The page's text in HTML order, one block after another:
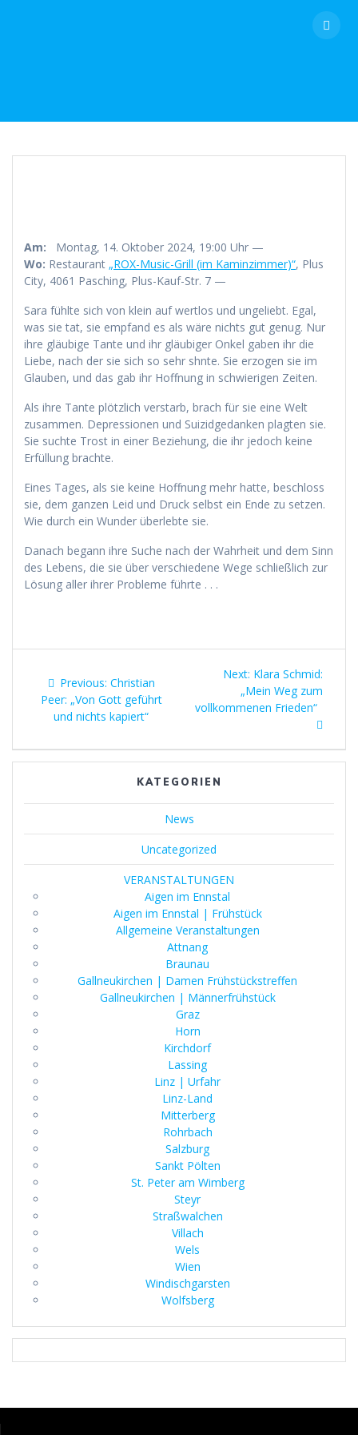
Am: Montag, 14. Oktober 2024, 19:00 Uhr —
Wo: Restaurant „ROX-Music-Grill (im Kaminzimmer)“, Plus
City, 4061 Pasching, Plus-Kauf-Str. 7 —
Sara fühlte sich von klein auf wertlos und ungeliebt. Egal,
was sie tat, sie empfand es als wäre nichts gut genug. Nur
ihre gläubige Tante und ihr gläubiger Onkel gaben ihr die
Liebe, nach der sie sich so sehr shnte. Sie erzogen sie im
Glauben, und das gab ihr Hoffnung in schwierigen Zeiten.
Als ihre Tante plötzlich verstarb, brach für sie eine Welt
zusammen. Depressionen und Suizidgedanken plagten sie.
Sie suchte Trost in einer Beziehung, die ihr jedoch keine
Erfüllung brachte.
Eines Tages, als sie keine Hoffnung mehr hatte, beschloss
sie, dem ganzen Leid und Druck selbst ein Ende zu setzen.
Wie durch ein Wunder überlebte sie.
Danach begann ihre Suche nach der Wahrheit und dem Sinn
des Lebens, die sie über verschiedene Wege schließlich zur
Lösung aller ihrer Probleme führte . . .
Beitragsnavigation
Previous: Previous
post:
Christian
Peer: „Von Gott geführt
und nichts kapiert“
Next: Next
post:
Klara Schmid:
„Mein Weg zum
vollkommenen Frieden“
KATEGORIEN
News
Uncategorized
VERANSTALTUNGEN
Aigen im Ennstal
Aigen im Ennstal | Frühstück
Allgemeine Veranstaltungen
Attnang
Braunau
Gallneukirchen | Damen Frühstückstreffen
Gallneukirchen | Männerfrühstück
Graz
Horn
Kirchdorf
Lassing
Linz | Urfahr
Linz-Land
Mitterberg
Rohrbach
Salzburg
Sankt Pölten
St. Peter am Wimberg
Steyr
Straßwalchen
Villach
Wels
Wien
Windischgarsten
Wolfsberg